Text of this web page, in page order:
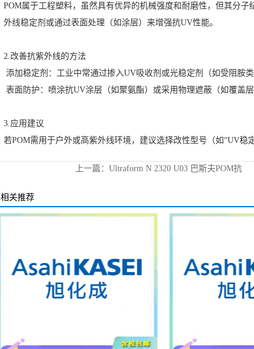
POM属于工程塑料，虽然具有优异的机械强度和耐磨性，但其分
外线稳定剂或通过表面处理（如涂层）来增强抗UV性能。
2.改善抗紫外线的方法
添加稳定剂：工业中常通过掺入UV吸收剂或光稳定剂（如受阻胺类
表面防护：喷涂抗UV涂层（如聚氨酯）或采用物理遮蔽（如覆盖层
3.应用建议
若POM需用于户外或高紫外线环境，建议选择改性型号（如“UV稳
上一篇：Ultraform N 2320 U03 巴斯夫POM抗
相关推荐